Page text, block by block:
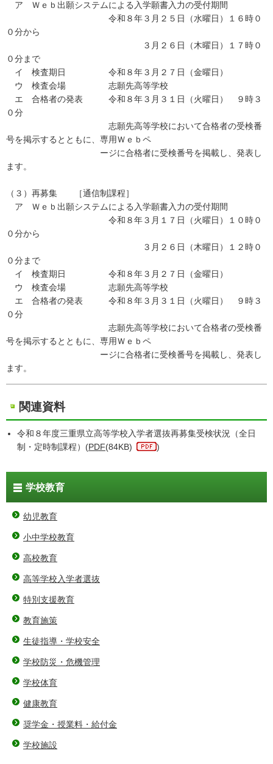
ア Ｗｅｂ出願システムによる入学願書入力の受付期間
令和８年３月２５日（水曜日）１６時０
０分から
３月２６日（木曜日）１７時０
０分まで
イ 検査期日 令和８年３月２７日（金曜日）
ウ 検査会場 志願先高等学校
エ 合格者の発表 令和８年３月３１日（火曜日） ９時３
０分
志願先高等学校において合格者の受検番
号を掲示するとともに、専用Ｗｅｂペ
ージに合格者に受検番号を掲載し、発表し
ます。
（３）再募集 ［通信制課程］
ア Ｗｅｂ出願システムによる入学願書入力の受付期間
令和８年３月１７日（火曜日）１０時０
０分から
３月２６日（木曜日）１２時０
０分まで
イ 検査期日 令和８年３月２７日（金曜日）
ウ 検査会場 志願先高等学校
エ 合格者の発表 令和８年３月３１日（火曜日） ９時３
０分
志願先高等学校において合格者の受検番
号を掲示するとともに、専用Ｗｅｂペ
ージに合格者に受検番号を掲載し、発表し
ます。
関連資料
令和８年度三重県立高等学校入学者選抜再募集受検状況（全日
制・定時制課程）(PDF(84KB) )
学校教育
幼児教育
小中学校教育
高校教育
高等学校入学者選抜
特別支援教育
教育施策
生徒指導・学校安全
学校防災・危機管理
学校体育
健康教育
奨学金・授業料・給付金
学校施設